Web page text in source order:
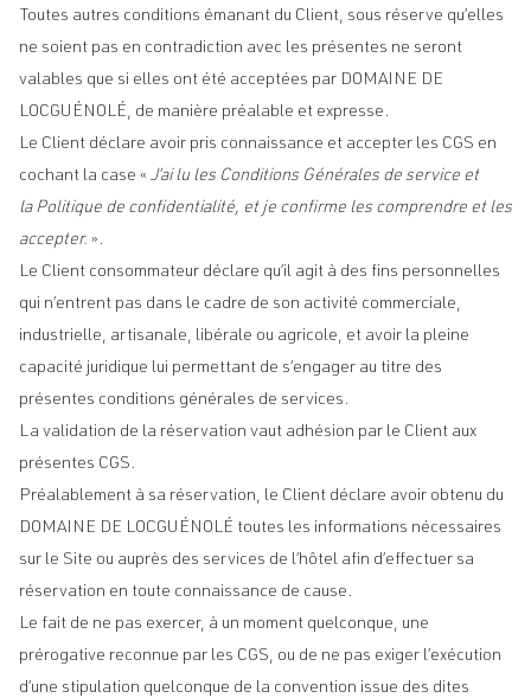
Toutes autres conditions émanant du Client, sous réserve qu’elles
ne soient pas en contradiction avec les présentes ne seront
valables que si elles ont été acceptées par DOMAINE DE
LOCGUÉNOLÉ, de manière préalable et expresse.
Le Client déclare avoir pris connaissance et accepter les CGS en
cochant la case « J’ai lu les Conditions Générales de service et
la Politique de confidentialité, et je confirme les comprendre et les
accepter. ».
Le Client consommateur déclare qu’il agit à des fins personnelles
qui n’entrent pas dans le cadre de son activité commerciale,
industrielle, artisanale, libérale ou agricole, et avoir la pleine
capacité juridique lui permettant de s’engager au titre des
présentes conditions générales de services.
La validation de la réservation vaut adhésion par le Client aux
présentes CGS.
Préalablement à sa réservation, le Client déclare avoir obtenu du
DOMAINE DE LOCGUÉNOLÉ toutes les informations nécessaires
sur le Site ou auprès des services de l’hôtel afin d’effectuer sa
réservation en toute connaissance de cause.
Le fait de ne pas exercer, à un moment quelconque, une
prérogative reconnue par les CGS, ou de ne pas exiger l’exécution
d’une stipulation quelconque de la convention issue des dites